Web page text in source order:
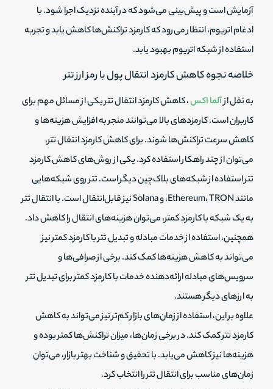
آزمایش است و پیش‌بینی می‌شود که در آینده نزدیک اجرا شود. با
ادغام اتریوم، انتظار می‌رود که کارمزد تراکنش‌ها کاهش یابد و تجربه
استفاده از شبکه اتریوم بهبود یابد.
خلاصه نجوه کاهش کارمزد انتقال پول با رمز ارز تتر
به نقل ازآلما اکس، کاهش کارمزد انتقال تتر یکی از مسائل مهم برای
کاربران است. کارمزد‌های بالا می‌توانند منجر به افزایش هزینه‌ها و
کاهش سرعت تراکنش‌ها شوند. برای کاهش کارمزد انتقال تتر،
می‌توان از چند راهکار استفاده کرد. یکی از روش‌های کاهش کارمزد
تتر استفاده از شبکه‌های بلاک‌چین دیگر است. تتر روی شبکه‌هایی
مانند Ethereum، TRON، و Solana نیز قابل‌انتقال است. با انتقال تتر
به یک شبکه با کارمزد کمتر، می‌توان هزینه‌های انتقال را کاهش داد.
همچنین، استفاده از خدمات مبادله و تبدیل تتر با کارمزد کمتر نیز
می‌تواند به کاهش هزینه‌ها کمک کند. برخی از صرافی‌ها و
سرویس‌های مبادله ارائه‌دهنده خدمات با کارمزد کمتر برای تبدیل تتر
به ارزهای دیگر هستند.
علاوه بر این، استفاده از زمان‌های بازار کم‌تر نیز می‌تواند به کاهش
کارمزد تتر کمک کند. در برخی زمان‌ها، میزان تراکنش‌ها کمتر بوده و
هزینه‌ها نیز کاهش می‌یابد. با تحقیق و شناخت بهتر بازار، می‌توان
زمان‌های مناسب برای انتقال تتر را انتخاب کرد.